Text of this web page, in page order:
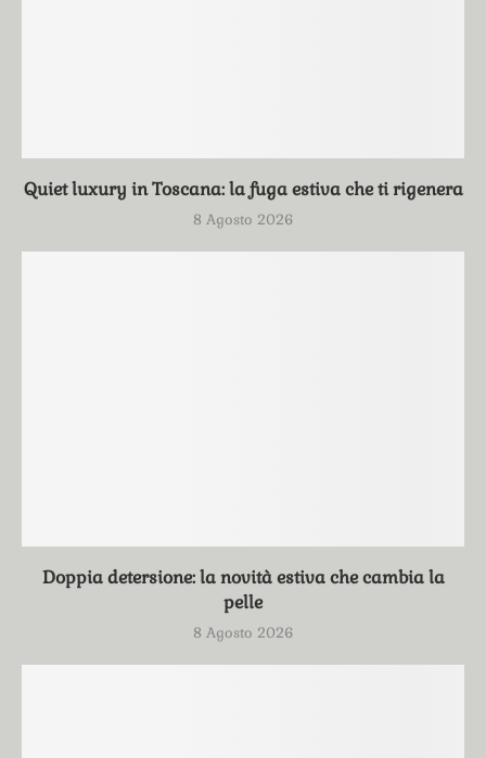
Quiet luxury in Toscana: la fuga estiva che ti rigenera
8 Agosto 2026
Doppia detersione: la novità estiva che cambia la
pelle
8 Agosto 2026